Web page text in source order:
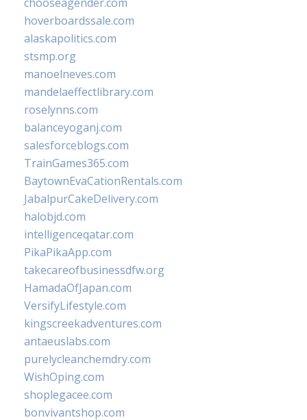
hoverboardssale.com
alaskapolitics.com
stsmp.org
manoelneves.com
mandelaeffectlibrary.com
roselynns.com
balanceyoganj.com
salesforceblogs.com
TrainGames365.com
BaytownEvaCationRentals.com
JabalpurCakeDelivery.com
halobjd.com
intelligenceqatar.com
PikaPikaApp.com
takecareofbusinessdfw.org
HamadaOfJapan.com
VersifyLifestyle.com
kingscreekadventures.com
antaeuslabs.com
purelycleanchemdry.com
WishOping.com
shoplegacee.com
bonvivantshop.com